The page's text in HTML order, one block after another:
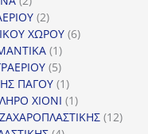
προϊόντα
22
προϊόντα
ΧΩΡΟΥ 66
11
προϊόν
55
προϊόντα
ΠΑΓΟΥ 11
προϊόν
ΧΙΟΝΙ 11
προϊόν1212